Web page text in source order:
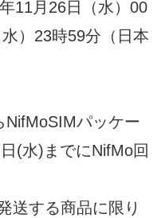
11月26日（水）00
）23時59分（日本
NifMoSIMパッケー
(水)までにNifMo回
送する商品に限り